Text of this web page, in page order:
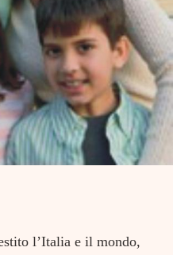
l’Italia e il mondo,